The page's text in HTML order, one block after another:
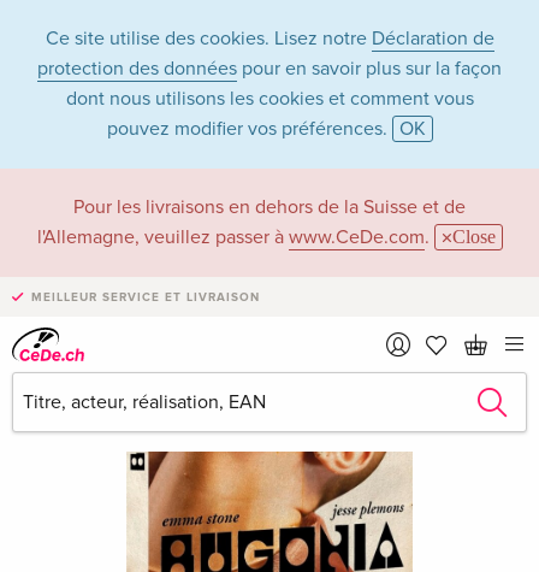
Ce site utilise des cookies. Lisez notre Déclaration de
protection des données pour en savoir plus sur la façon
dont nous utilisons les cookies et comment vous
pouvez modifier vos préférences. OK
Pour les livraisons en dehors de la Suisse et de
l'Allemagne, veuillez passer à www.CeDe.com. Close
MEILLEUR SERVICE ET LIVRAISON